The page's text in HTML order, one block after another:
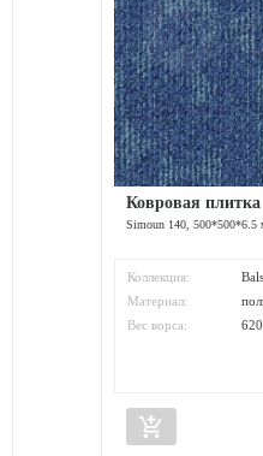
Ковровая плитка
Simoun 140, 500*500*6.5
Коллекция:
Материал:
Вес ворса:
add_shopping_cart